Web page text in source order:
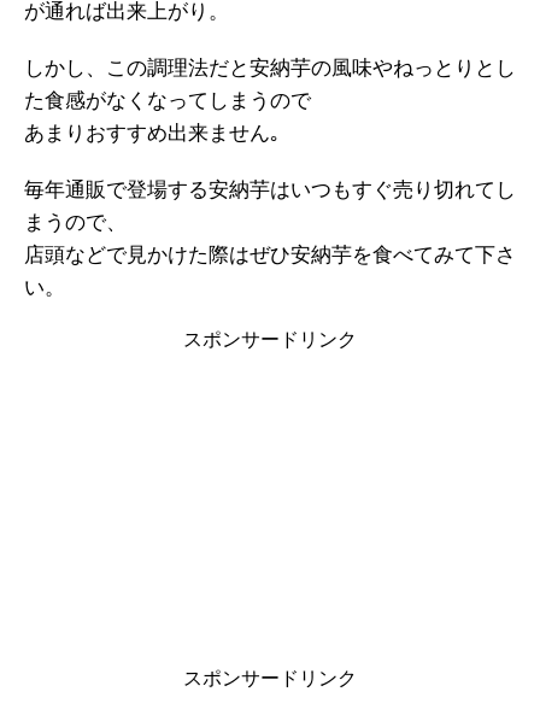
が通れば出来上がり。
しかし、この調理法だと安納芋の風味やねっとりとし
た食感がなくなってしまうので
あまりおすすめ出来ません｡
毎年通販で登場する安納芋はいつもすぐ売り切れてし
まうので、
店頭などで見かけた際はぜひ安納芋を食べてみて下さ
い。
スポンサードリンク
スポンサードリンク